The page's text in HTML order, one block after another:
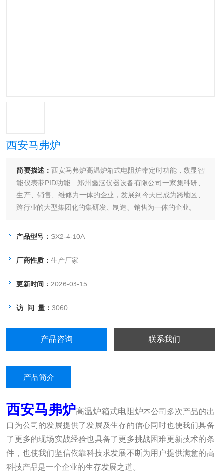
西安马弗炉
简要描述：西安马弗炉高温炉箱式电阻炉带定时功能，数显智
能仪表带PID功能，郑州鑫涵仪器设备有限公司一家集科研、
生产、销售、维修为一体的企业，发展到今天已成为跨地区、
跨行业的大型集团化的集研发、制造、销售为一体的企业。
产品型号： SX2-4-10A
厂商性质：生产厂家
更新时间： 2026-03-15
访 问 量：3060
产品咨询 联系我们
产品简介
西安马弗炉高温炉箱式电阻炉本公司多次产品的出
口为公司的发展提供了发展及生存的信心同时也使我们具备
了更多的现场实战经验也具备了更多挑战困难更新技术的条
件 ， 也使我们坚信依靠科技求发展不断为用户提供满意的高
科技产品是一个企业的生存发展之道。